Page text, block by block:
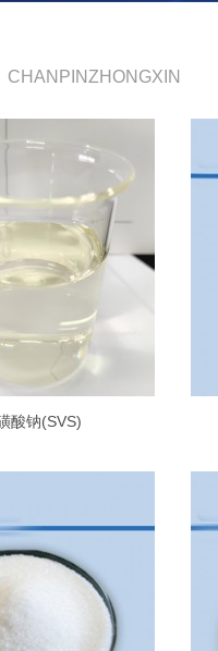
CHANPINZHONGXIN
酸钠(SVS)